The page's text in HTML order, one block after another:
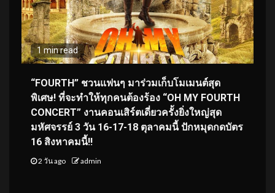
1 min read
“FOURTH” ชวนแฟนๆ มาร่วมเก็บโมเมนต์สุด
พิเศษ! ที่จะทำให้ทุกคนต้องร้อง “OH MY FOURTH
CONCERT” งานคอนเสิร์ตเดี่ยวครั้งยิ่งใหญ่สุด
มหัศจรรย์ 3 วัน 16-17-18 ตุลาคมนี้ ปักหมุดกดบัตร
16 สิงหาคมนี้!!
2 วัน ago admin